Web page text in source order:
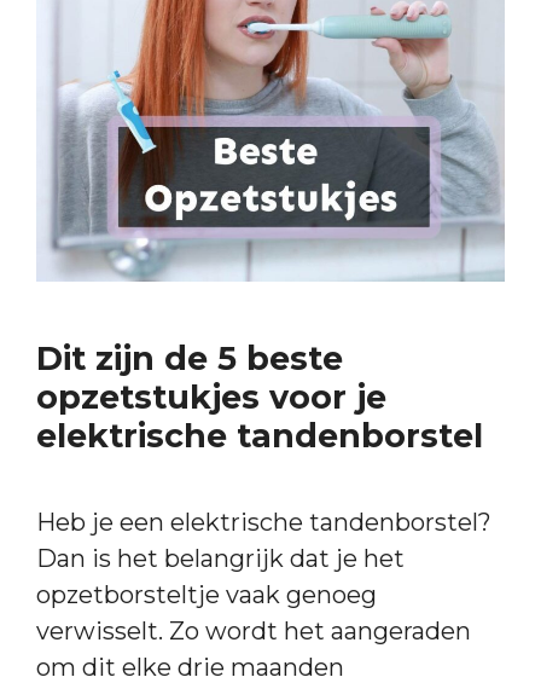
Dit zijn de 5 beste
opzetstukjes voor je
elektrische tandenborstel
Heb je een elektrische tandenborstel?
Dan is het belangrijk dat je het
opzetborsteltje vaak genoeg
verwisselt. Zo wordt het aangeraden
om dit elke drie maanden